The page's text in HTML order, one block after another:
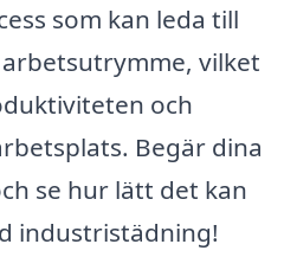
som kan leda till
vilket
och
Begär dina
se hur lätt det kan
industristädning!